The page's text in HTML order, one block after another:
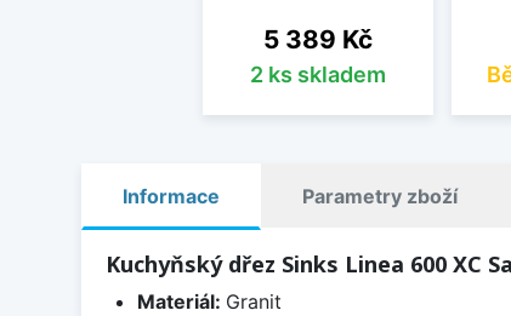
Cena
5 389 Kč
2 ks skladem
Informace Parametry zboží
Kuchyňský dřez Sinks Linea 600 XC
Materiál: Granit